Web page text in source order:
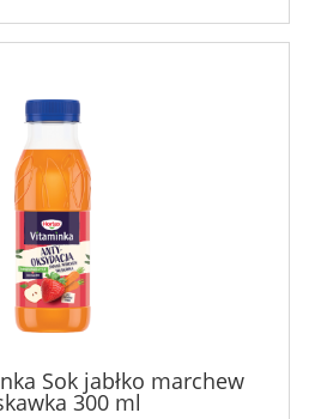
Sok jabłko marchew
300 ml